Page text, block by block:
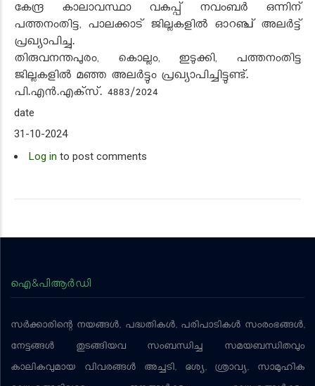
കേന്ദ്ര കാലാവസ്ഥാ വകുപ്പ് നവംബർ ഒന്നിന്
പത്തനംതിട്ട, പാലക്കാട് ജില്ലകളിൽ ഓറഞ്ച് അലർട്ട്
പ്രഖ്യാപിച്ചു.
തിരുവനന്തപുരം, കൊല്ലം, ഇടുക്കി, പത്തനംതിട്ട
ജില്ലകളിൽ മഞ്ഞ അലർട്ടും പ്രഖ്യാപിച്ചിട്ടുണ്ട്.
പി.എൻ.എക്‌സ്. 4883/2024
date
31-10-2024
Log in to post comments
ഐ&പിആര്‍ഡി
സര്‍ക്കാരിന്റെ നയങ്ങള്‍, പദ്ധതികള്‍, പരിപാടികള്‍ സംരംഭങ്ങള്‍,
നേട്ടങ്ങള്‍ തുടങ്ങിയവ സംബന്ധിച്ച സമയബന്ധിതവും
കാലികവുമായ വിവരങ്ങള്‍ അച്ചടി, ദൃശ്യ, ശ്രാവ്യ, സാമൂഹിക